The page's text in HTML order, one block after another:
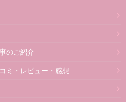
のご紹介
ミ・レビュー・感想